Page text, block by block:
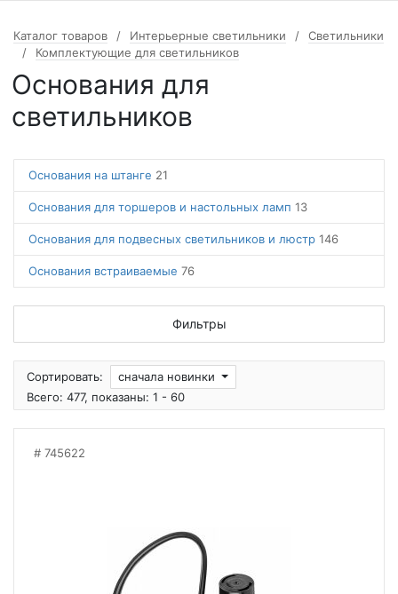
Каталог товаров Интерьерные светильники
Светильники
Комплектующие для светильников
Основания для
светильников
Основания на штанге 21
Основания для торшеров и настольных ламп 13
Основания для подвесных светильников и люстр 146
Основания встраиваемые 76
Фильтры
Сортировать:
сначала новинки
Всего: 477, показаны: 1 - 60
745622